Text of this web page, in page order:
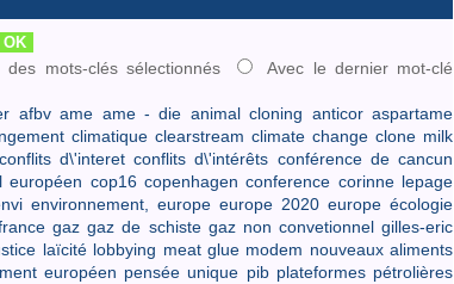
des mots-clés sélectionnés
Avec le dernier mot-clé
afbv ame ame - die animal cloning anticor aspartame
climatique clearstream climate change clone milk
conflits d\'interet conflits d\'intérêts conférence de cancun
européen cop16 copenhagen conference corinne lepage
environnement, europe europe 2020 europe écologie
gaz gaz de schiste gaz non convetionnel gilles-eric
laïcité lobbying meat glue modem nouveaux aliments
européen pensée unique pib plateformes pétrolières